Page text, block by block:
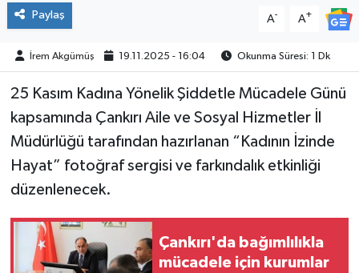
Paylaş A- A+
İrem Akgümüş 19.11.2025 - 16:04 Okunma Süresi: 1 Dk
25 Kasım Kadına Yönelik Şiddetle Mücadele Günü
kapsamında Çankırı Aile ve Sosyal Hizmetler İl
Müdürlüğü tarafından hazırlanan “Kadının İzinde
Hayat” fotoğraf sergisi ve farkındalık etkinliği
düzenlenecek.
Çankırı'da bağımlılıkla
mücadele için kurumlar
MAGAZİN
VEFAT
BİLİM&TEKNOLOJİ
TÜRKİYE
DÜNYA